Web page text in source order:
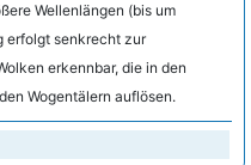
Wellenlängen (bis um
erfolgt senkrecht zur
erkennbar, die in den
Wogentälern auflösen.